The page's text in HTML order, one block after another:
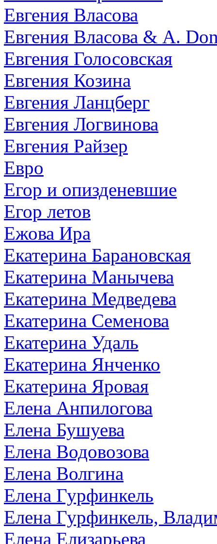
Евгения Власова
Евгения Власова & A.
Евгения Голосовская
Евгения Козина
Евгения Ланцберг
Евгения Логвинова
Евгения Райзер
Евро
Егор и опизденевшие
Егор летов
Ежова Ира
Екатерина Барановская
Екатерина Манычева
Екатерина Медведева
Екатерина Семенова
Екатерина Удаль
Екатерина Янченко
Екатерина Яровая
Елена Анпилогова
Елена Бушуева
Елена Водовозова
Елена Волгина
Елена Гурфинкель
Елена Гурфинкель,
Елена Елизарьева